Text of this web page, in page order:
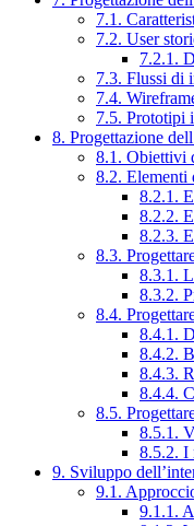
7.1.
7.2. User
7.2.1.
7.3. Flussi di
7.4.
7.5. Prototipi
8. Progettazione
8.1. Obiettivi
8.2. Elementi
8.2.1.
8.2.2.
8.2.3.
8.3.
8.3.1.
8.3.2.
8.4.
8.4.1.
8.4.2.
8.4.3.
8.4.4.
8.5.
8.5.1.
8.5.2. I
9. Sviluppo
9.1.
9.1.1.